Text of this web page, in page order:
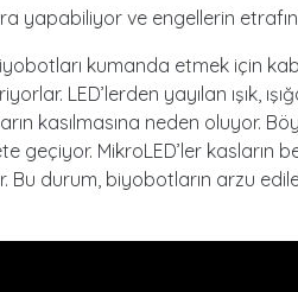
yapabiliyor ve engellerin
kumanda etmek için
LED’lerden yayılan ışık,
kasılmasına neden oluyor.
geçiyor. MikroLED’ler kasların
Bu durum, biyobotların arzu